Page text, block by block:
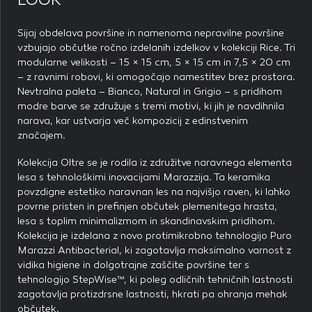
Sijaj obdelava površine in namenoma nepravilne površine
vzbujajo občutke ročno izdelanih izdelkov v kolekciji Rice. Tri
modularne velikosti – 15 × 15 cm, 5 × 15 cm in 7,5 × 20 cm
– z ravnimi robovi, ki omogočajo namestitev brez prostora.
Nevtralna paleta – Bianco, Natural in Grigio – s pridihom
modre barve se združuje s tremi motivi, ki jih je navdihnila
narava, kar ustvarja več kompozicij z edinstvenim
značajem.
Kolekcija Oltre se je rodila iz združitve naravnega elementa
lesa s tehnološkimi inovacijami Marazzija. Ta keramika
povzdigne estetiko naravnan les na najvišjo raven, ki lahko
povrne pristen in prefinjen občutek plemenitega hrasta,
lesa s toplim minimalizmom in skandinavskim pridihom.
Kolekcija je izdelana z novo protimikrobno tehnologijo Puro
Marazzi Antibacterial, ki zagotavlja maksimalno varnost z
vidika higiene in dolgotrajne zaščite površine ter s
tehnologijo StepWise™, ki poleg odličnih tehničnih lastnosti
zagotavlja protizdrsne lastnosti, hkrati pa ohranja mehak
občutek.